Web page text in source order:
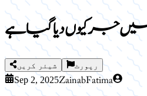
میں جر کیوں دیا گیا ہے
شیئر کریں رپورٹ
Sep 2, 2025Zainab Fatima